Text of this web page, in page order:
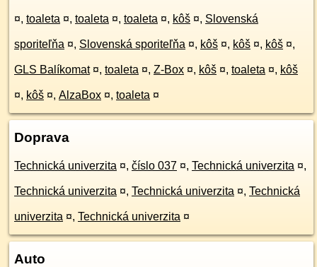
¤, toaleta ¤, toaleta ¤, toaleta ¤, kôš ¤, Slovenská
sporiteľňa ¤, Slovenská sporiteľňa ¤, kôš ¤, kôš ¤, kôš ¤,
GLS Balíkomat ¤, toaleta ¤, Z-Box ¤, kôš ¤, toaleta ¤, kôš
¤, kôš ¤, AlzaBox ¤, toaleta ¤
Doprava
Technická univerzita ¤, číslo 037 ¤, Technická univerzita ¤,
Technická univerzita ¤, Technická univerzita ¤, Technická
univerzita ¤, Technická univerzita ¤
Auto